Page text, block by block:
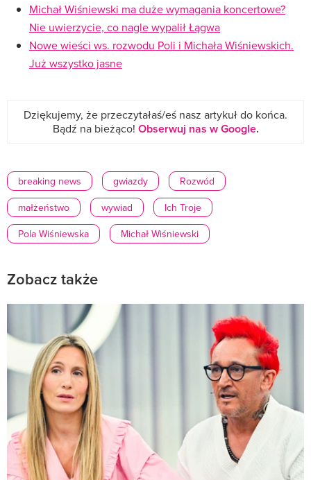
Michał Wiśniewski ma duże wymagania koncertowe?
Nie uwierzycie, co nagle wypalił Łągwa
Nowe wieści ws. rozwodu Poli i Michała Wiśniewskich.
Już wszystko jasne
Dziękujemy, że przeczytałaś/eś nasz artykuł do końca.
Bądź na bieżąco! Obserwuj nas w Google.
breaking news gwiazdy
Rozwód
małżeństwo
wywiad
Ich Troje
Pola Wiśniewska
Michał Wiśniewski
Zobacz także